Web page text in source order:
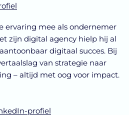
ervaring mee als ondernemer
zijn digital agency hielp hij al
digitaal succes. Bij
van strategie naar
– altijd met oog voor impact.
profiel